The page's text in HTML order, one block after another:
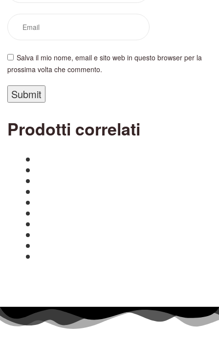
Salva il mio nome, email e sito web in questo browser per la
prossima volta che commento.
Prodotti correlati